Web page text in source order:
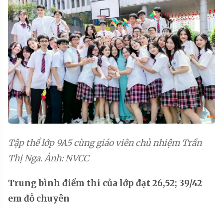
Tập thể lớp 9A5 cùng giáo viên chủ nhiệm Trần
Thị Nga. Ảnh: NVCC
Trung bình điểm thi của lớp đạt 26,52; 39/42
em đỗ chuyên